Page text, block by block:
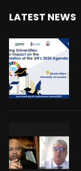
LATEST NEWS